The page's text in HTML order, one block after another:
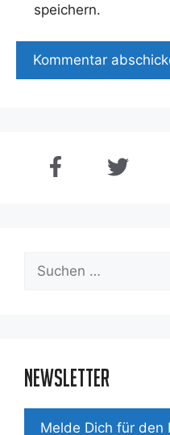
speichern.
Suchen
Newsletter
Mel­de Dich für den